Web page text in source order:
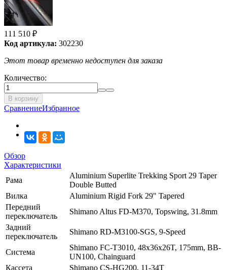
111 510 ₽
Код артикула: 302230
Этот товар временно недоступен для заказа
Количество:
В корзину
СравнениеИзбранное
Обзор
Характеристики
Рама
Aluminium Superlite Trekking Sport 29 Taper
Double Butted
Вилка
Aluminium Rigid Fork 29" Tapered
Передний
переключатель
Shimano Altus FD-M370, Topswing, 31.8mm
Задний
переключатель
Shimano RD-M3100-SGS, 9-Speed
Система
Shimano FC-T3010, 48x36x26T, 175mm, BB-
UN100, Chainguard
Кассета
Shimano CS-HG200, 11-34T